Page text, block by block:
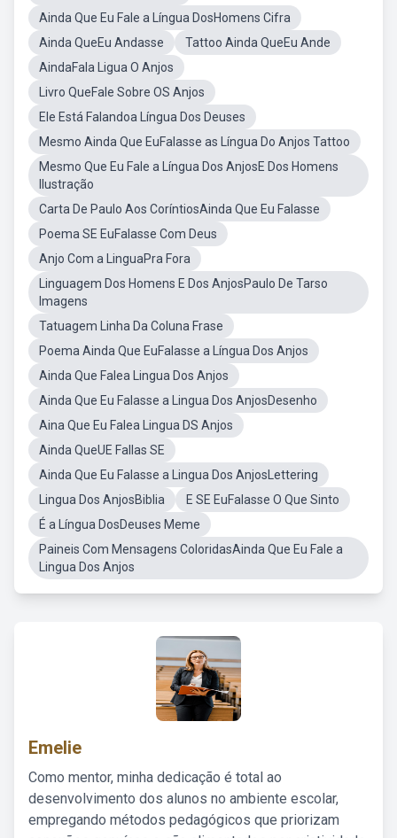
Ainda Que Eu Fale a Língua DosHomens Cifra
Ainda QueEu Andasse
Tattoo Ainda QueEu Ande
AindaFala Ligua O Anjos
Livro QueFale Sobre OS Anjos
Ele Está Falandoa Língua Dos Deuses
Mesmo Ainda Que EuFalasse as Língua Do Anjos Tattoo
Mesmo Que Eu Fale a Língua Dos AnjosE Dos Homens
Ilustração
Carta De Paulo Aos CoríntiosAinda Que Eu Falasse
Poema SE EuFalasse Com Deus
Anjo Com a LinguaPra Fora
Linguagem Dos Homens E Dos AnjosPaulo De Tarso
Imagens
Tatuagem Linha Da Coluna Frase
Poema Ainda Que EuFalasse a Língua Dos Anjos
Ainda Que Falea Lingua Dos Anjos
Ainda Que Eu Falasse a Lingua Dos AnjosDesenho
Aina Que Eu Falea Lingua DS Anjos
Ainda QueUE Fallas SE
Ainda Que Eu Falasse a Lingua Dos AnjosLettering
Lingua Dos AnjosBiblia
E SE EuFalasse O Que Sinto
É a Língua DosDeuses Meme
Paineis Com Mensagens ColoridasAinda Que Eu Fale a
Lingua Dos Anjos
Emelie
Como mentor, minha dedicação é total ao
desenvolvimento dos alunos no ambiente escolar,
empregando métodos pedagógicos que priorizam